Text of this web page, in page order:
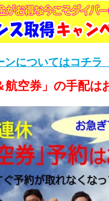
ンについてはコチラ
航空券」の手配は